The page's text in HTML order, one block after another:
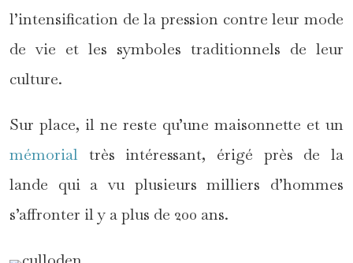
l’intensification de la pression contre leur mode
de vie et les symboles traditionnels de leur
culture.
Sur place, il ne reste qu’une maisonnette et un
mémorial très intéressant, érigé près de la
lande qui a vu plusieurs milliers d’hommes
s’affronter il y a plus de 200 ans.